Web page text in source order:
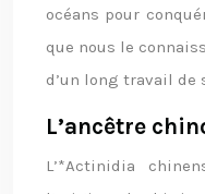
océans pour
que nous le
d’un long travail de
L’ancêtre
L’*Actinidia